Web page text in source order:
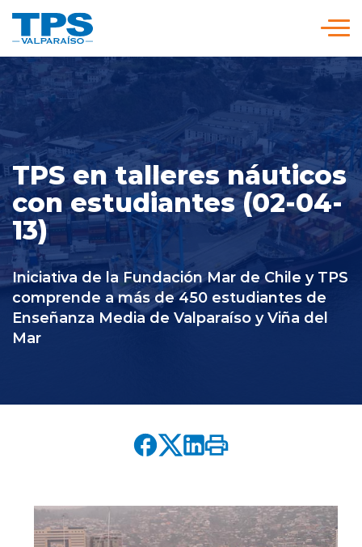
Somos TPS
Nuestra Visión Estratégica
Servicios y Tarifas
Políticas y Procedimientos
Prensa
TPS en talleres náuticos
con estudiantes (02-04-
13)
Iniciativa de la Fundación Mar de Chile y TPS
comprende a más de 450 estudiantes de
Enseñanza Media de Valparaíso y Viña del
Mar